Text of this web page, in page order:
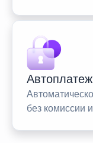
без комиссии